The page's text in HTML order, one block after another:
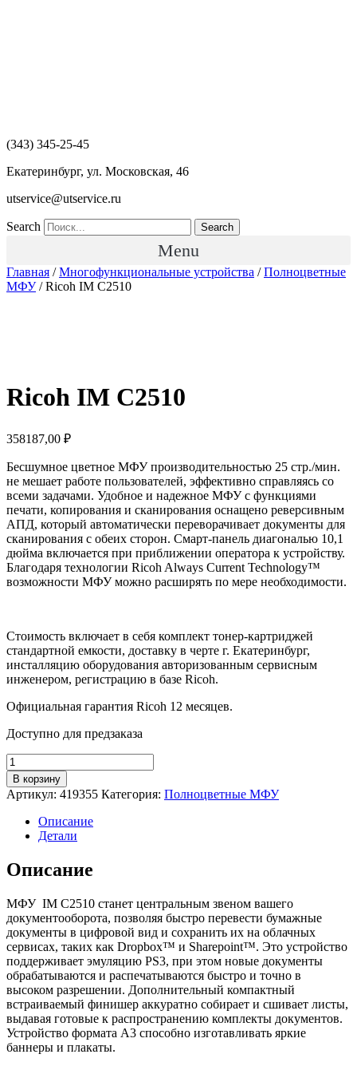
(343) 345-25-45
Екатеринбург, ул. Московская, 46
utservice@utservice.ru
Search Search
Menu
Главная /Многофункциональные устройства /Полноцветные
МФУ/ Ricoh IM C2510
Ricoh IM C2510
358187,00 ₽
Бесшумное цветное МФУ производительностью 25 стр./мин.
не мешает работе пользователей, эффективно справляясь со
всеми задачами. Удобное и надежное МФУ c функциями
печати, копирования и сканирования оснащено реверсивным
АПД, который автоматически переворачивает документы для
сканирования с обеих сторон. Смарт-панель диагональю 10,1
дюйма включается при приближении оператора к устройству.
Благодаря технологии Ricoh Always Current Technology™
возможности МФУ можно расширять по мере необходимости.
Стоимость включает в себя комплект тонер-картриджей
стандартной емкости, доставку в черте г. Екатеринбург,
инсталляцию оборудования авторизованным сервисным
инженером, регистрацию в базе Ricoh.
Официальная гарантия Ricoh 12 месяцев.
Доступно для предзаказа
Количество
товара
Ricoh
IM
C2510
В корзину
Артикул: 419355 Категория: Полноцветные МФУ
Описание
Детали
Описание
МФУ IM C2510 станет центральным звеном вашего
документооборота, позволяя быстро перевести бумажные
документы в цифровой вид и сохранить их на облачных
сервисах, таких как Dropbox™ и Sharepoint™. Это устройство
поддерживает эмуляцию PS3, при этом новые документы
обрабатываются и распечатываются быстро и точно в
высоком разрешении. Дополнительный компактный
встраиваемый финишер аккуратно собирает и сшивает листы,
выдавая готовые к распространению комплекты документов.
Устройство формата A3 способно изготавливать яркие
баннеры и плакаты.